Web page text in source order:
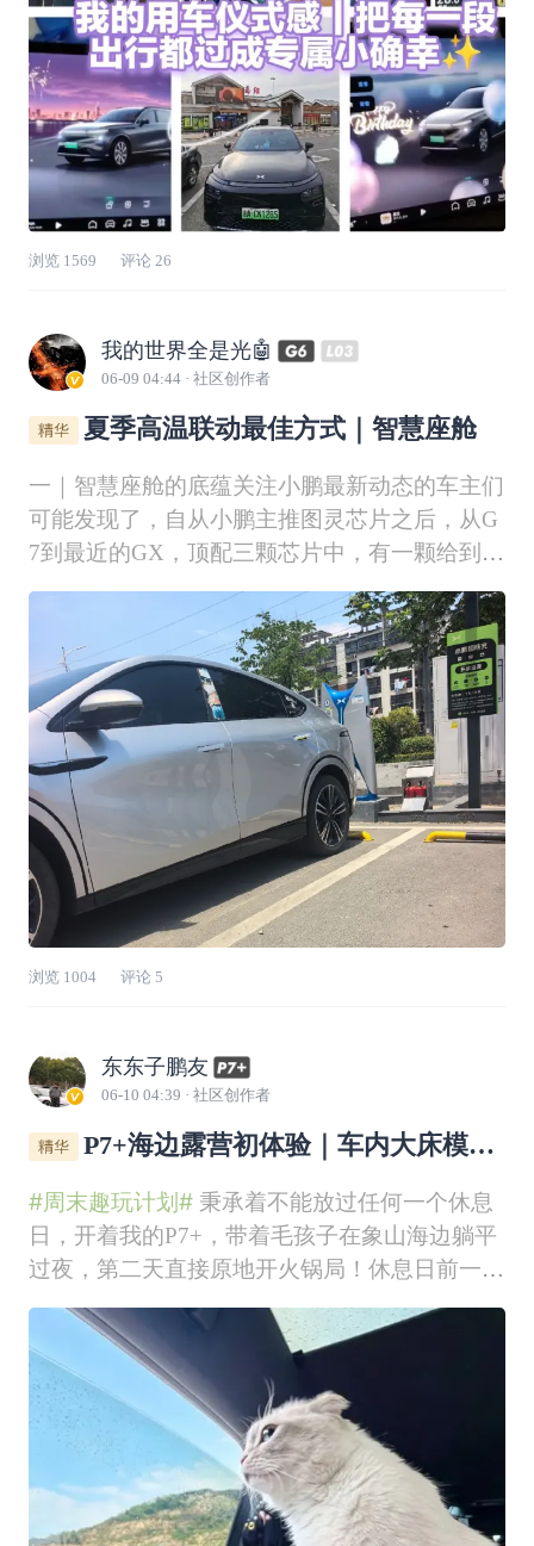
浏览 1569 评论 26
我的世界全是光🤖
06-09 04:44 · 社区创作者
夏季高温联动最佳方式｜智慧座舱
一｜智慧座舱的底蕴关注小鹏最新动态的车主们
可能发现了，自从小鹏主推图灵芯片之后，从G
7到最近的GX，顶配三颗芯片中，有一颗给到了
智慧座舱！目前分布的大概情况是两颗布置在中
控扶手下面，负责自动驾驶的各种运算。而第三
颗芯片单独设置在副驾处，主要管语音交互和整
车控制。智驾需要高算力，多数据处理能力，我
们能
浏览 1004 评论 5
东东子鹏友
06-10 04:39 · 社区创作者
P7+海边露营初体验｜车内大床模式
#周末趣玩计划#秉承着不能放过任何一个休息
日，开着我的P7+，带着毛孩子在象山海边躺平
过夜，第二天直接原地开火锅局！休息日前一天
晚上，即便下着雨也挡不住出去玩的心情！下班
后快速收拾行李，买好食材，往后备箱一塞！带
上猫猫准备出发！目的地，宁波象山饭桶山！到
达目的地时候已经很晚了快速整理物品，我要将